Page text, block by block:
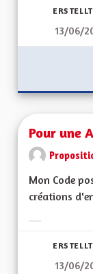
13/06/
Pour une
Mon Code
créations
13/06/